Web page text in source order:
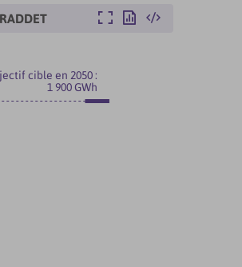
AgrandirExporterIntégrer
cible en 2050 :
1 900 GWh